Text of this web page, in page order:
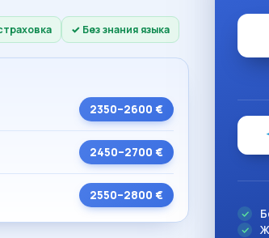
Без знания языка
2350–2600 €
2450–2700 €
2550–2800 €